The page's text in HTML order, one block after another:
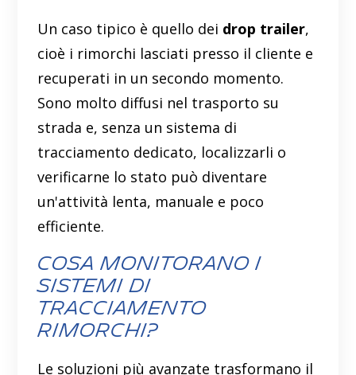
Un caso tipico è quello dei drop trailer,
cioè i rimorchi lasciati presso il cliente e
recuperati in un secondo momento.
Sono molto diffusi nel trasporto su
strada e, senza un sistema di
tracciamento dedicato, localizzarli o
verificarne lo stato può diventare
un'attività lenta, manuale e poco
efficiente.
Cosa monitorano i
sistemi di
tracciamento
rimorchi?
Le soluzioni più avanzate trasformano il